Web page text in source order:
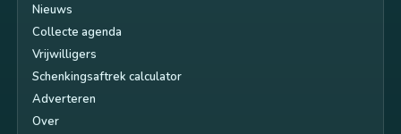
Nieuws
Collecte agenda
Vrijwilligers
Schenkingsaftrek calculator
Adverteren
Over